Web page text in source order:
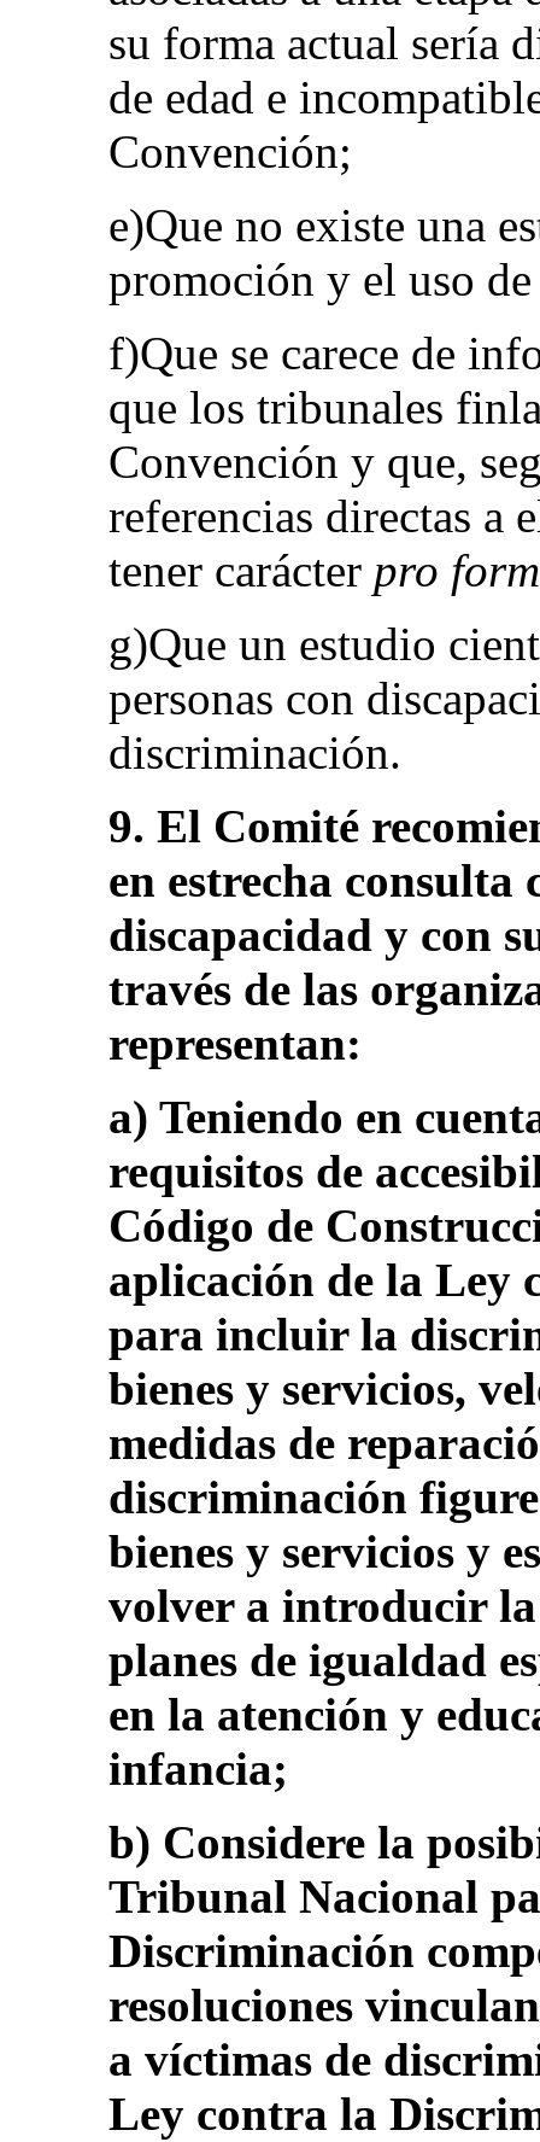
su forma actual sería
de edad e
Convención;
e)Que no existe una
promoción y el uso
f)Que se carece de
que los tribunales
Convención y que,
referencias directas a
tener carácter pro
g)Que un estudio
personas con
discriminación.
9. El Comité
en estrecha consulta
discapacidad y con
través de las
representan:
a) Teniendo en
requisitos de
Código de
aplicación de la Ley
para incluir la
bienes y servicios,
medidas de
discriminación
bienes y servicios y
volver a introducir
planes de igualdad
en la atención y
infancia;
b) Considere la
Tribunal Nacional
Discriminación
resoluciones
a víctimas de
Ley contra la